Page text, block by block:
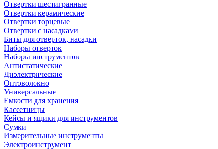
Отвертки шестигранные
Отвертки керамические
Отвертки торцевые
Отвертки с насадками
Биты для отверток, насадки
Наборы отверток
Наборы инструментов
Антистатические
Диэлектрические
Оптоволокно
Универсальные
Емкости для хранения
Кассетницы
Кейсы и ящики для инструментов
Сумки
Измерительные инструменты
Электроинструмент